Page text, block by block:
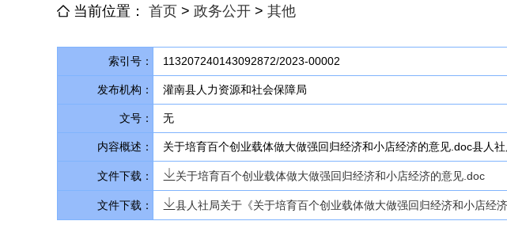
当前位置： 首页 > 政务公开 > 其他
索引号： 113207240143092872/2023-00002
发布机构： 灌南县人力资源和社会保障局
文号： 无
内容概述： 关于培育百个创业载体做大做强回归经济和小店经济的意见.doc县人
文件下载： 关于培育百个创业载体做大做强回归经济和小店经济的意见.doc
文件下载： 县人社局关于《关于培育百个创业载体做大做强回归经济和小店经